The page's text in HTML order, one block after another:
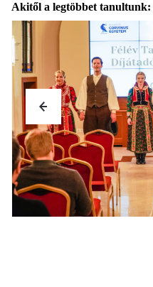
Akitől a legtöbbet tanultunk: